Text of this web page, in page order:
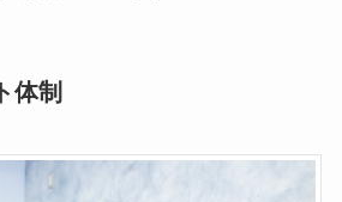
体制